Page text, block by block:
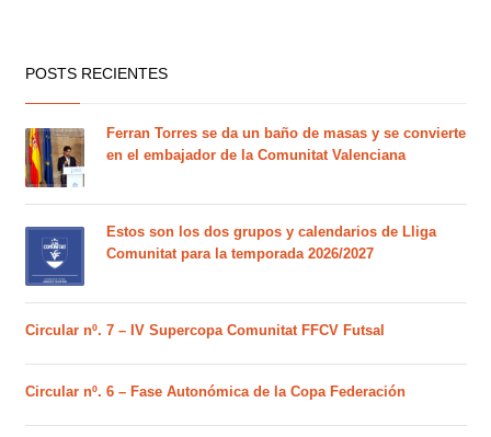
POSTS RECIENTES
Ferran Torres se da un baño de masas y se convierte
en el embajador de la Comunitat Valenciana
Estos son los dos grupos y calendarios de Lliga
Comunitat para la temporada 2026/2027
Circular nº. 7 – IV Supercopa Comunitat FFCV Futsal
Circular nº. 6 – Fase Autonómica de la Copa Federación